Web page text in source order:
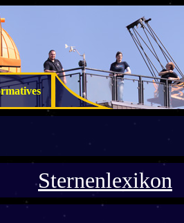
Sternenlexikon